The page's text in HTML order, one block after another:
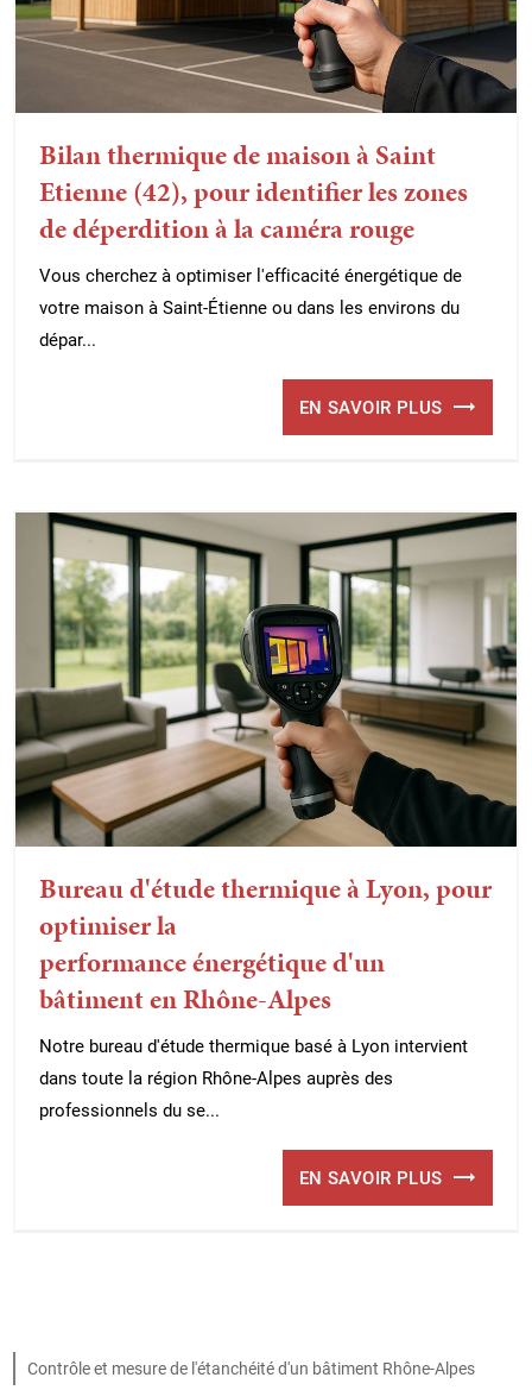
Bilan thermique de maison à Saint
Etienne (42), pour identifier les zones
de déperdition à la caméra rouge
Vous cherchez à optimiser l'efficacité énergétique de
votre maison à Saint-Étienne ou dans les environs du
dépar...
EN SAVOIR PLUS
Bureau d'étude thermique à Lyon, pour
optimiser la
performance énergétique d'un
bâtiment en Rhône-Alpes
Notre bureau d'étude thermique basé à Lyon intervient
dans toute la région Rhône-Alpes auprès des
professionnels du se...
EN SAVOIR PLUS
Contrôle et mesure de l'étanchéité d'un bâtiment Rhône-Alpes